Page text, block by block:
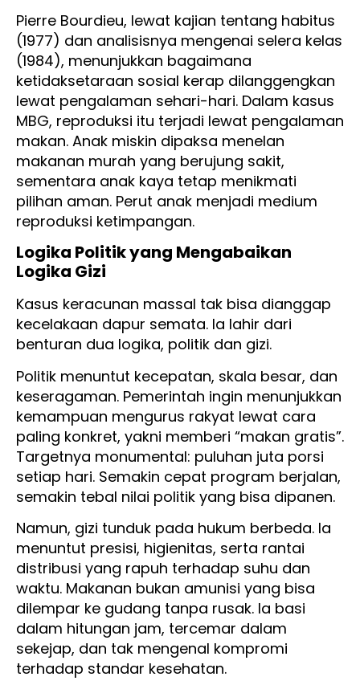
Pierre Bourdieu, lewat kajian tentang habitus
(1977) dan analisisnya mengenai selera kelas
(1984), menunjukkan bagaimana
ketidaksetaraan sosial kerap dilanggengkan
lewat pengalaman sehari-hari. Dalam kasus
MBG, reproduksi itu terjadi lewat pengalaman
makan. Anak miskin dipaksa menelan
makanan murah yang berujung sakit,
sementara anak kaya tetap menikmati
pilihan aman. Perut anak menjadi medium
reproduksi ketimpangan.
Logika Politik yang Mengabaikan
Logika Gizi
Kasus keracunan massal tak bisa dianggap
kecelakaan dapur semata. Ia lahir dari
benturan dua logika, politik dan gizi.
Politik menuntut kecepatan, skala besar, dan
keseragaman. Pemerintah ingin menunjukkan
kemampuan mengurus rakyat lewat cara
paling konkret, yakni memberi “makan gratis”.
Targetnya monumental: puluhan juta porsi
setiap hari. Semakin cepat program berjalan,
semakin tebal nilai politik yang bisa dipanen.
Namun, gizi tunduk pada hukum berbeda. Ia
menuntut presisi, higienitas, serta rantai
distribusi yang rapuh terhadap suhu dan
waktu. Makanan bukan amunisi yang bisa
dilempar ke gudang tanpa rusak. Ia basi
dalam hitungan jam, tercemar dalam
sekejap, dan tak mengenal kompromi
terhadap standar kesehatan.